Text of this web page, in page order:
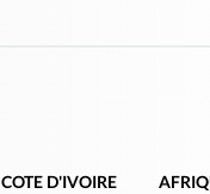
COTE D'IVOIRE